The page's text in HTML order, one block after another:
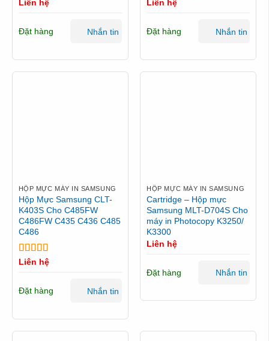
Liên hệ
Đặt hàng Nhắn tin
Liên hệ
Đặt hàng Nhắn tin
HỘP MỰC MÁY IN SAMSUNG
Hộp Mực Samsung CLT-
K403S Cho C485FW
C486FW C435 C436 C485
C486
Được xếp
Liên hệ
Đặt hàng Nhắn tin
HỘP MỰC MÁY IN SAMSUNG
Cartridge – Hộp mực
Samsung MLT-D704S Cho
máy in Photocopy K3250/
K3300
Liên hệ
Đặt hàng Nhắn tin